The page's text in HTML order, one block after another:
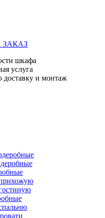
шкафа
услуга
доставку и монтаж